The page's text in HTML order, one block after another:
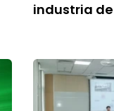
industria